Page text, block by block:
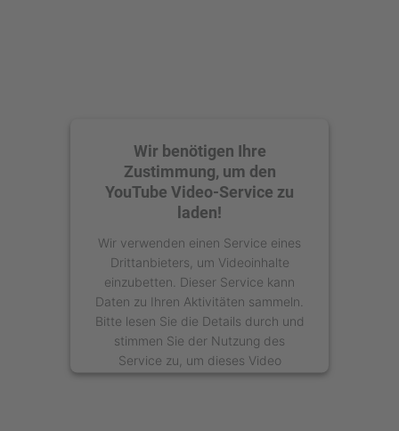
Wir benötigen Ihre
Zustimmung, um den
YouTube Video-Service zu
laden!
Wir verwenden einen Service eines
Drittanbieters, um Videoinhalte
einzubetten. Dieser Service kann
Daten zu Ihren Aktivitäten sammeln.
Bitte lesen Sie die Details durch und
stimmen Sie der Nutzung des
Service zu, um dieses Video
anzusehen.